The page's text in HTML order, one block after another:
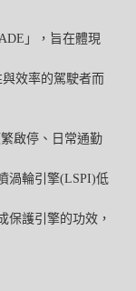
」，旨在體現
效率的駕駛者而
啟停、日常通勤
渦輪引擎(LSPI)低
保護引擎的功效，